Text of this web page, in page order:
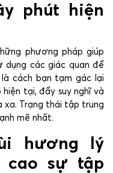
phút hiện
phương pháp giúp
dụng các giác quan để
cách bạn tạm gác lại
tại, đẩy suy nghĩ và
xa. Trạng thái tập trung
mẽ nhất.
hương lý
cao sự tập